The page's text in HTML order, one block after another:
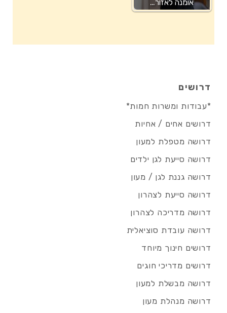
אומנה לאזור…
דרושים
*עבודות ומשרות חמות*
דרושים אחים / אחיות
דרושה מטפלת למעון
דרושה סייעת לגן ילדים
דרושה גננת לגן / מעון
דרושה סייעת לצהרון
דרושה מדריכה לצהרון
דרושה עובדת סוציאלית
דרושים חינוך מיוחד
דרושים מדריכי חוגים
דרושה מבשלת למעון
דרושה מנהלת מעון